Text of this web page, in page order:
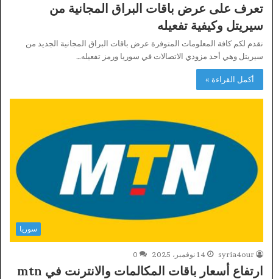
تعرف على عرض باقات البراق المجانية من
سيريتل وكيفية تفعيله
نقدم لكم كافة المعلومات المتوفرة عرض باقات البراق المجانية الجديد من
سيريتل وهي أحد مزودي الاتصالات في سوريا ورمز تفعيله…
أكمل القراءة »
سوريا
syria4our 14 نوفمبر، 2025 0
ارتفاع أسعار باقات المكالمات والانترنت في mtn